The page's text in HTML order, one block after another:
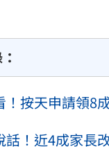
！按天申請領8
話！近4成家長